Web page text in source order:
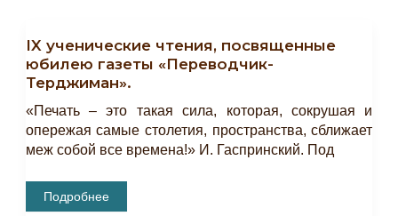
Часть
1.
IX ученические чтения, посвященные
юбилею газеты «Переводчик-
Терджиман».
«Печать – это такая сила, которая, сокрушая и
опережая самые столетия, пространства, сближает
меж собой все времена!» И. Гаспринский. Под
IX
Ученические
Подробнее